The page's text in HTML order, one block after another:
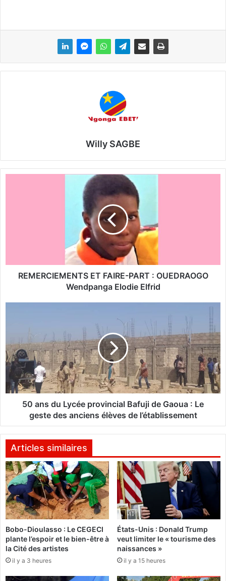
Willy SAGBE
M
A
I
E
-
T
U
E
D
R
A
O
G
O
W
e
REMERCIEMENTS ET FAIRE-PART : OUEDRAOGO
Wendpanga Elodie Elfrid
s
d
L
y
e
p
o
v
i
n
c
i
a
l
B
a
f
50 ans du Lycée provincial Bafuji de Gaoua : Le
geste des anciens élèves de l’établissement
Articles similaires
Bobo-Dioulasso : Le CEGECI
plante l’espoir et le bien-être à
la Cité des artistes
il y a 3 heures
États-Unis : Donald Trump
veut limiter le « tourisme des
naissances »
il y a 15 heures